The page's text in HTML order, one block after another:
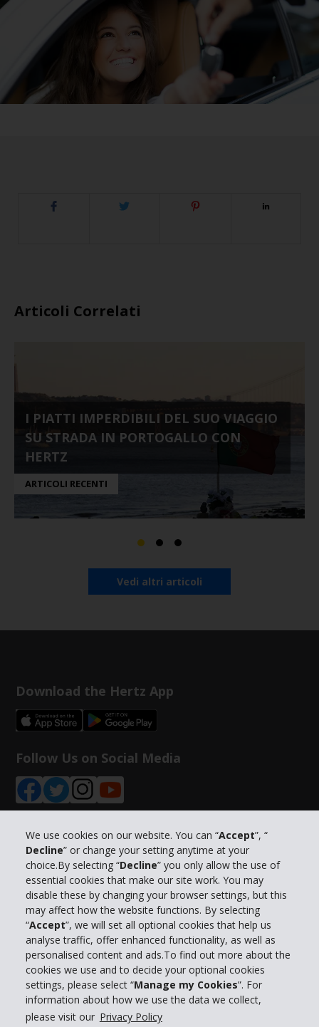
We use cookies on our website. You can “Accept”, “
Decline” or change your setting anytime at your
choice.By selecting “Decline” you only allow the use of
essential cookies that make our site work. You may
disable these by changing your browser settings, but this
may affect how the website functions. By selecting
“Accept”, we will set all optional cookies that help us
analyse traffic, offer enhanced functionality, as well as
personalised content and ads.To find out more about the
cookies we use and to decide your optional cookies
settings, please select “Manage my Cookies”. For
information about how we use the data we collect,
please visit our Privacy Policy
Articoli Correlati
I PIATTI IMPERDIBILI DEL SUO VIAGGIO
SU STRADA IN PORTOGALLO CON
HERTZ
ARTICOLI RECENTI
Vedi altri articoli
Download the Hertz App
Follow Us on Social Media
Info su Hertz
Business
Customer Service
Prenota con Hertz